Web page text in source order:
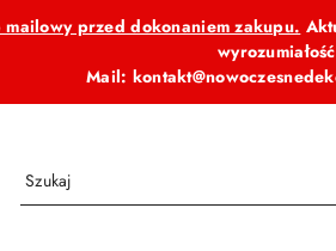
przed dokonaniem zakupu.
Mail: